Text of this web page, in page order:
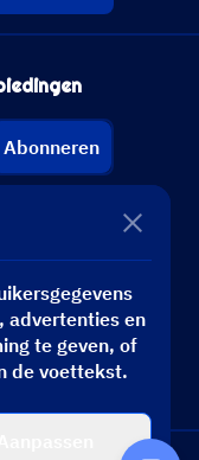
Abonneren
advertenties en
te geven, of
de voettekst.